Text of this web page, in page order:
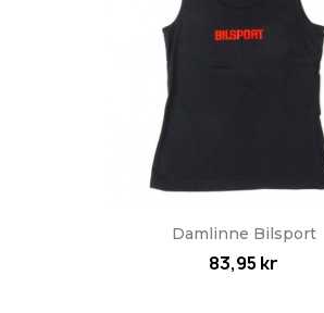
Damlinne Bilsport
83,95 kr